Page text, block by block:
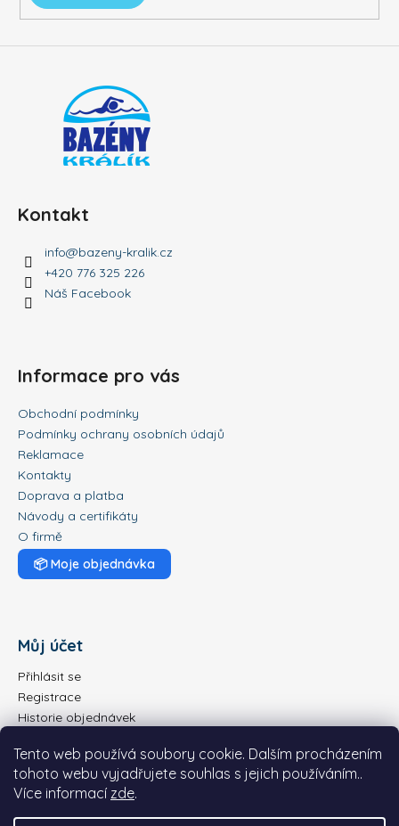
Tento web používá soubory cookie. Dalším procházením
tohoto webu vyjadřujete souhlas s jejich používáním..
Více informací zde.
Kontakt
info@bazeny-kralik.cz
+420 776 325 226
Náš Facebook
Informace pro vás
Obchodní podmínky
Podmínky ochrany osobních údajů
Reklamace
Kontakty
Doprava a platba
Návody a certifikáty
O firmě
📦Moje objednávka
Můj účet
Přihlásit se
Registrace
Historie objednávek